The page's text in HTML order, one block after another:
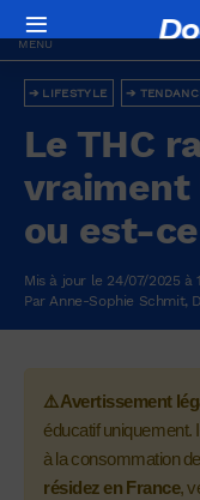
LIFESTYLE
Le THC
vraiment
ou est-
Mis à jour le 24/07/2025 à
ParAnne-Sophie Schmit,
⚠️ Avertissement
éducatif uniquement.
à la consommation
résidez en France,